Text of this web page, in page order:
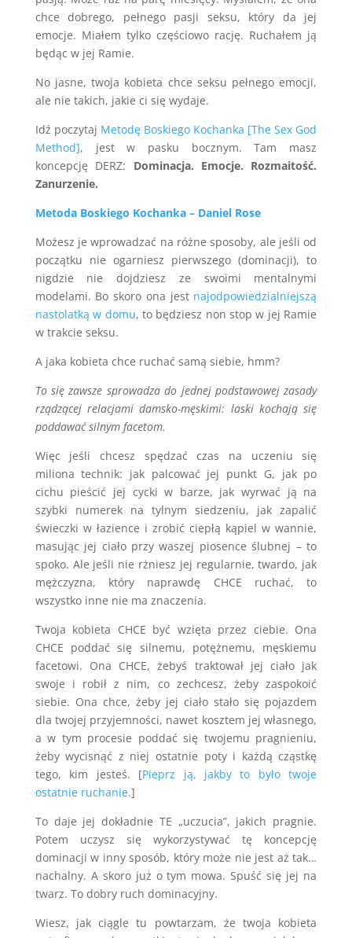
chce dobrego, pełnego pasji seksu, który da jej
emocje. Miałem tylko częściowo rację. Ruchałem ją
będąc w jej Ramie.
No jasne, twoja kobieta chce seksu pełnego emocji,
ale nie takich, jakie ci się wydaje.
Idź poczytaj Metodę Boskiego Kochanka [The Sex God
Method], jest w pasku bocznym. Tam masz
koncepcję DERZ: Dominacja. Emocje. Rozmaitość.
Zanurzenie.
Metoda Boskiego Kochanka – Daniel Rose
Możesz je wprowadzać na różne sposoby, ale jeśli od
początku nie ogarniesz pierwszego (dominacji), to
nigdzie nie dojdziesz ze swoimi mentalnymi
modelami. Bo skoro ona jest najodpowiedzialniejszą
nastolatką w domu, to będziesz non stop w jej Ramie
w trakcie seksu.
A jaka kobieta chce ruchać samą siebie, hmm?
To się zawsze sprowadza do jednej podstawowej zasady
rządzącej relacjami damsko-męskimi: laski kochają się
poddawać silnym facetom.
Więc jeśli chcesz spędzać czas na uczeniu się
miliona technik: jak palcować jej punkt G, jak po
cichu pieścić jej cycki w barze, jak wyrwać ją na
szybki numerek na tylnym siedzeniu, jak zapalić
świeczki w łazience i zrobić ciepłą kąpiel w wannie,
masując jej ciało przy waszej piosence ślubnej – to
spoko. Ale jeśli nie rżniesz jej regularnie, twardo, jak
mężczyzna, który naprawdę CHCE ruchać, to
wszystko inne nie ma znaczenia.
Twoja kobieta CHCE być wzięta przez ciebie. Ona
CHCE poddać się silnemu, potężnemu, męskiemu
facetowi. Ona CHCE, żebyś traktował jej ciało jak
swoje i robił z nim, co zechcesz, żeby zaspokoić
siebie. Ona chce, żeby jej ciało stało się pojazdem
dla twojej przyjemności, nawet kosztem jej własnego,
a w tym procesie poddać się twojemu pragnieniu,
żeby wycisnąć z niej ostatnie poty i każdą cząstkę
tego, kim jesteś. [Pieprz ją, jakby to było twoje
ostatnie ruchanie.]
To daje jej dokładnie TE „uczucia”, jakich pragnie.
Potem uczysz się wykorzystywać tę koncepcję
dominacji w inny sposób, który może nie jest aż tak…
nachalny. A skoro już o tym mowa. Spuść się jej na
twarz. To dobry ruch dominacyjny.
Wiesz, jak ciągle tu powtarzam, że twoja kobieta